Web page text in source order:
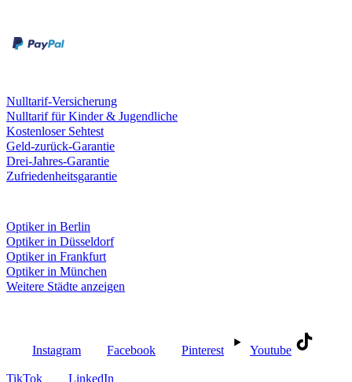
Nulltarif-Versicherung
Nulltarif für Kinder & Jugendliche
Kostenloser Sehtest
Geld-zurück-Garantie
Drei-Jahres-Garantie
Zufriedenheitsgarantie
Optiker in Berlin
Optiker in Düsseldorf
Optiker in Frankfurt
Optiker in München
Weitere Städte anzeigen
Instagram Facebook Pinterest Youtube
TikTok LinkedIn